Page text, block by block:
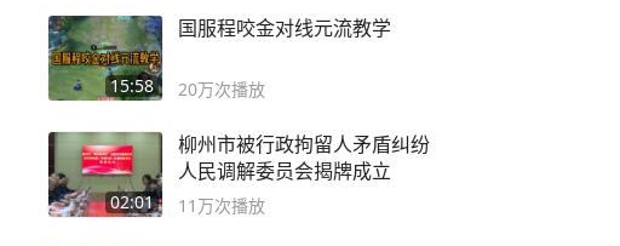
15:58
国服程咬金对线元流教学
20万次播放
02:01
柳州市被行政拘留人矛盾纠纷
人民调解委员会揭牌成立
11万次播放